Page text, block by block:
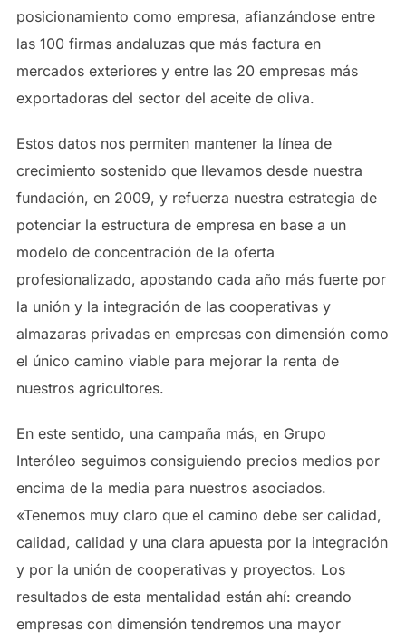
posicionamiento como empresa, afianzándose entre
las 100 firmas andaluzas que más factura en
mercados exteriores y entre las 20 empresas más
exportadoras del sector del aceite de oliva.
Estos datos nos permiten mantener la línea de
crecimiento sostenido que llevamos desde nuestra
fundación, en 2009, y refuerza nuestra estrategia de
potenciar la estructura de empresa en base a un
modelo de concentración de la oferta
profesionalizado, apostando cada año más fuerte por
la unión y la integración de las cooperativas y
almazaras privadas en empresas con dimensión como
el único camino viable para mejorar la renta de
nuestros agricultores.
En este sentido, una campaña más, en Grupo
Interóleo seguimos consiguiendo precios medios por
encima de la media para nuestros asociados.
«Tenemos muy claro que el camino debe ser calidad,
calidad, calidad y una clara apuesta por la integración
y por la unión de cooperativas y proyectos. Los
resultados de esta mentalidad están ahí: creando
empresas con dimensión tendremos una mayor